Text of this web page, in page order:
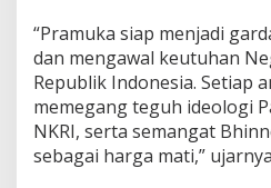
“Pramuka siap menjadi
dan mengawal keutuhan
Republik Indonesia. Setiap
memegang teguh ideologi
NKRI, serta semangat
sebagai harga mati,”